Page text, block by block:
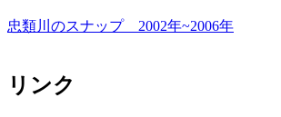
忠類川のスナップ 2002年~2006年
リンク